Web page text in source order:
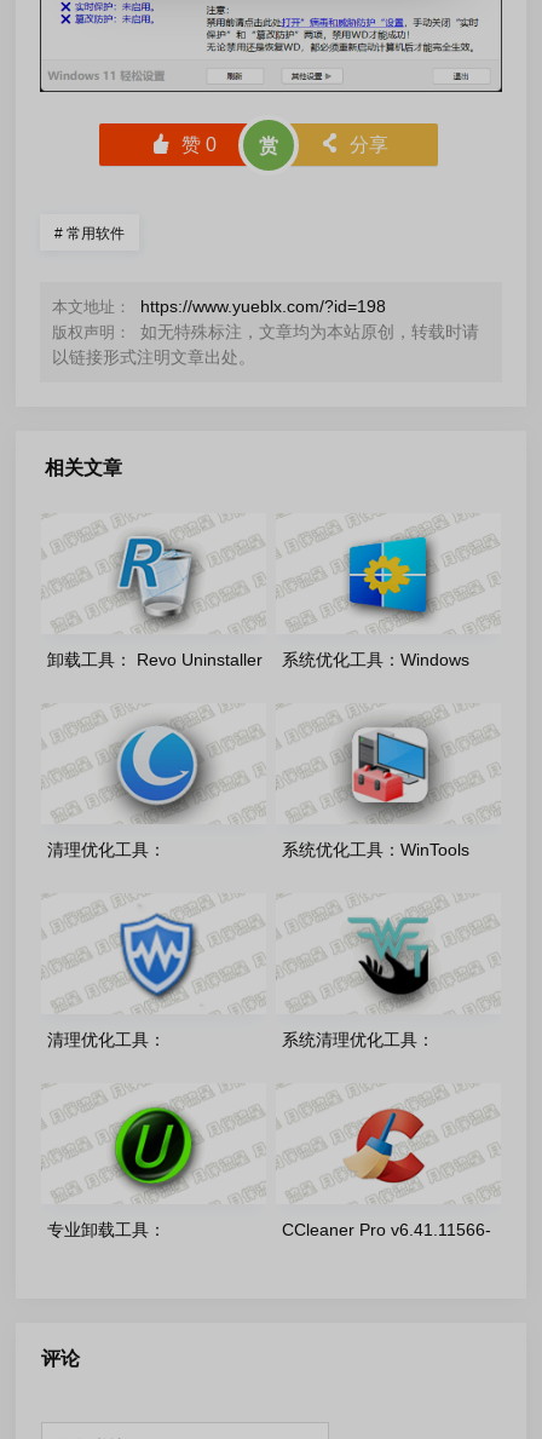
󰄼 赞0 赏 󰄯 分享
# 常用软件
本文地址： https://www.yueblx.com/?id=198
版权声明：
如无特殊标注，文章均为本站原创，转载时请
以链接形式注明文章出处。
相关文章
卸载工具： Revo Uninstaller
系统优化工具：Windows
清理优化工具：
中文绿色便携版
系统优化工具：WinTools
色便携版
清理优化工具：
绿色便携版
系统清理优化工具：
官方免费版
专业卸载工具：
CCleaner Pro v6.41.11566-
评论